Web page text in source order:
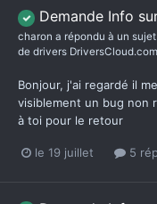
Demande Info
charon a répondu à un
de drivers DriversCloud.com
Bonjour, j'ai regardé il
visiblement un bug non
à toi pour le retour
le 19 juillet 5